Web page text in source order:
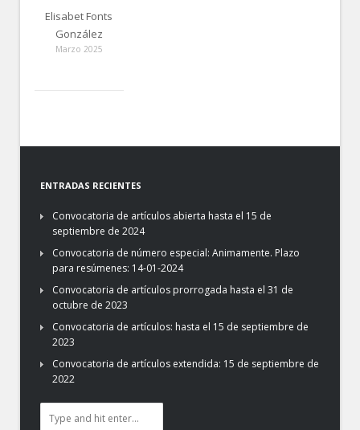
Elisabet Fonts
González
Marzo 2025
ENTRADAS RECIENTES
Convocatoria de artículos abierta hasta el 15 de
septiembre de 2024
Convocatoria de número especial: Animamente. Plazo
para resúmenes: 14-01-2024
Convocatoria de artículos prorrogada hasta el 31 de
octubre de 2023
Convocatoria de artículos: hasta el 15 de septiembre de
2023
Convocatoria de artículos extendida: 15 de septiembre de
2022